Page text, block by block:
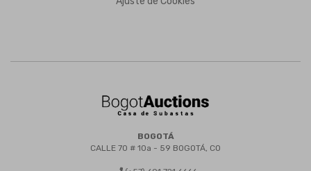
BOGOTÁ
CALLE 70 # 10a - 59 BOGOTÁ, CO